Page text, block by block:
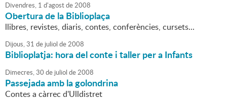
Divendres, 1 d'agostde2008
Obertura de la Biblioplaça
llibres, revistes, diaris, contes, conferències, cursets...
Dijous,31 de juliol de2008
Biblioplatja: hora del conte i taller per a Infants
Dimecres,30 de juliol de2008
Passejada amb la golondrina
Contes a càrrec d'Ulldistret